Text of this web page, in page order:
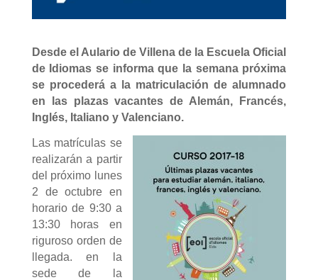
Desde el Aulario de Villena de la Escuela Oficial
de Idiomas se informa que la semana próxima
se procederá a la matriculación de alumnado
en las plazas vacantes de Alemán, Francés,
Inglés, Italiano y Valenciano.
Las matrículas se
realizarán a partir
del próximo lunes
2 de octubre en
horario de 9:30 a
13:30 horas en
riguroso orden de
llegada. en la
sede de la